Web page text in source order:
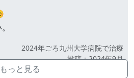
2024年ごろ九州大学病院で治療
投稿：2024年9月公
もっと見る